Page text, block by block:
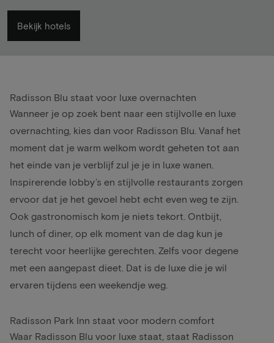
Bekijk hotels
Radisson Blu staat voor luxe overnachten
Wanneer je op zoek bent naar een stijlvolle en luxe
overnachting, kies dan voor Radisson Blu. Vanaf het
moment dat je warm welkom wordt geheten tot aan
het einde van je verblijf zul je je in luxe wanen.
Inspirerende lobby’s en stijlvolle restaurants zorgen
ervoor dat je het gevoel hebt echt even weg te zijn.
Ook gastronomisch kom je niets tekort. Ontbijt,
lunch of diner, op elk moment van de dag kun je
terecht voor heerlijke gerechten. Zelfs voor degene
met een aangepast dieet. Dat is de luxe die je wil
ervaren tijdens een weekendje weg.
Radisson Park Inn staat voor modern comfort
Waar Radisson Blu voor luxe staat, staat Radisson